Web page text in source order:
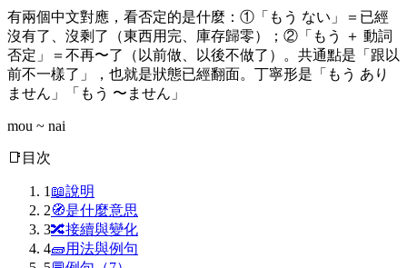
有兩個中文對應，看否定的是什麼：①「もう ない」＝已經
沒有了、沒剩了（東西用完、庫存歸零）；②「もう ＋ 動詞
否定」＝不再〜了（以前做、以後不做了）。共通點是「跟以
前不一樣了」，也就是狀態已經翻面。丁寧形是「もう あり
ません」「もう 〜ません」
mou ~ nai
📑 目次
1 📖說明
2🧭是什麼意思
3🔀接續與變化
4🧱用法與例句